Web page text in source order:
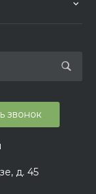
звонок
д. 45